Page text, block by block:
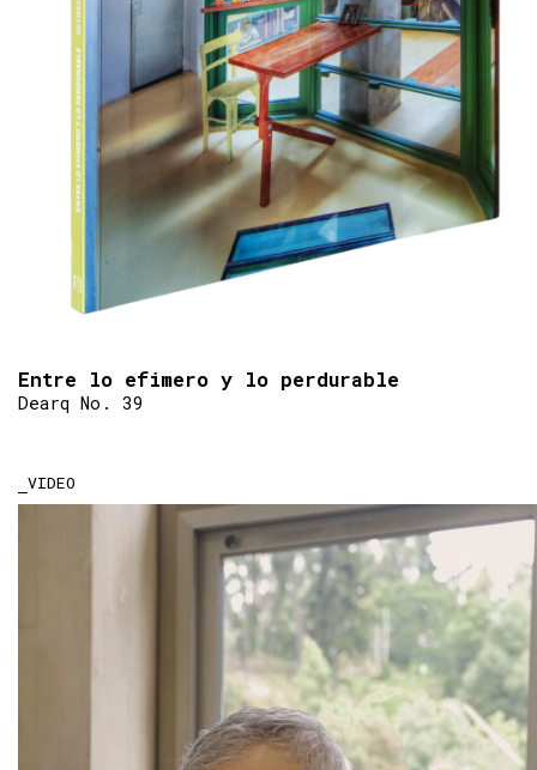
Entre lo efimero y lo perdurable
Dearq No. 39
VIDEO